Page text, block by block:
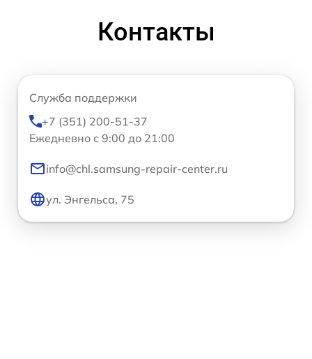
Контакты
Служба поддержки
+7 (351) 200-51-37
Ежедневно с 9:00 до 21:00
info@chl.samsung-repair-center.ru
ул. Энгельса, 75